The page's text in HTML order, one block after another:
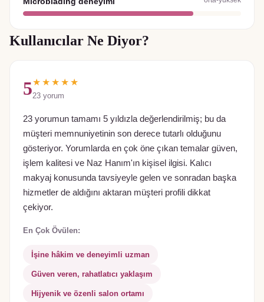
Kullanıcılar Ne Diyor?
5★★★★★
23 yorum
23 yorumun tamamı 5 yıldızla değerlendirilmiş; bu da
müşteri memnuniyetinin son derece tutarlı olduğunu
gösteriyor. Yorumlarda en çok öne çıkan temalar güven,
işlem kalitesi ve Naz Hanım'ın kişisel ilgisi. Kalıcı
makyaj konusunda tavsiyeyle gelen ve sonradan başka
hizmetler de aldığını aktaran müşteri profili dikkat
çekiyor.
En Çok Övülen:
İşine hâkim ve deneyimli uzman
Güven veren, rahatlatıcı yaklaşım
Hijyenik ve özenli salon ortamı